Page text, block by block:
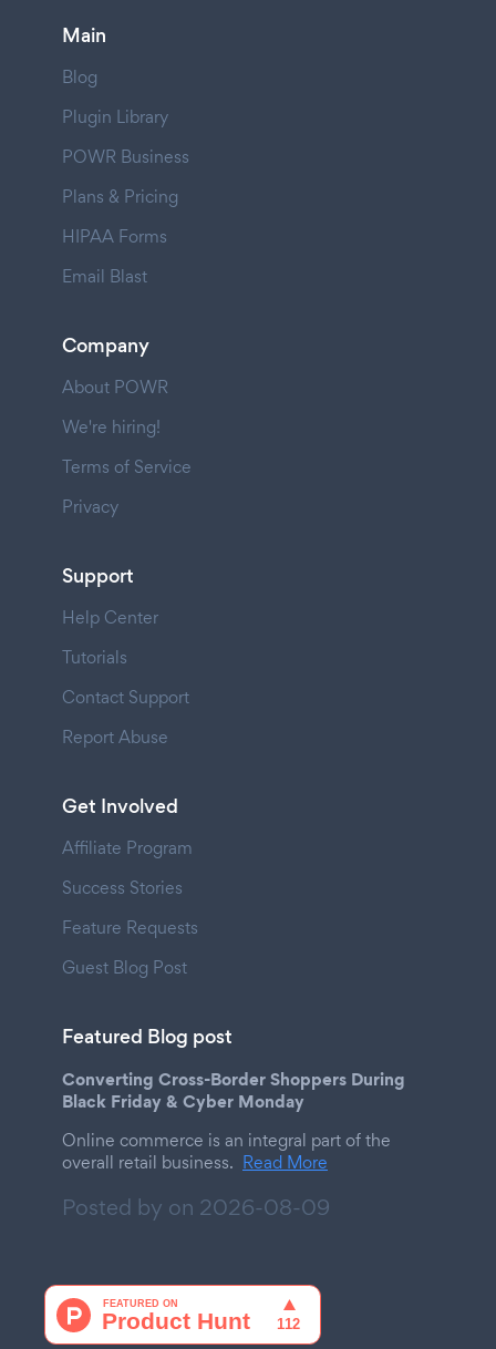
Main
Blog
Plugin Library
POWR Business
Plans & Pricing
HIPAA Forms
Email Blast
Company
About POWR
We're hiring!
Terms of Service
Privacy
Support
Help Center
Tutorials
Contact Support
Report Abuse
Get Involved
Affiliate Program
Success Stories
Feature Requests
Guest Blog Post
Featured Blog post
Converting Cross-Border Shoppers During
Black Friday & Cyber Monday
Online commerce is an integral part of the
overall retail business. Read More
Posted by on 2026-08-09